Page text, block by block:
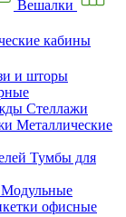
Вешалки
кабины
и шторы
Стеллажи
Металлические
Тумбы для
Модульные
офисные